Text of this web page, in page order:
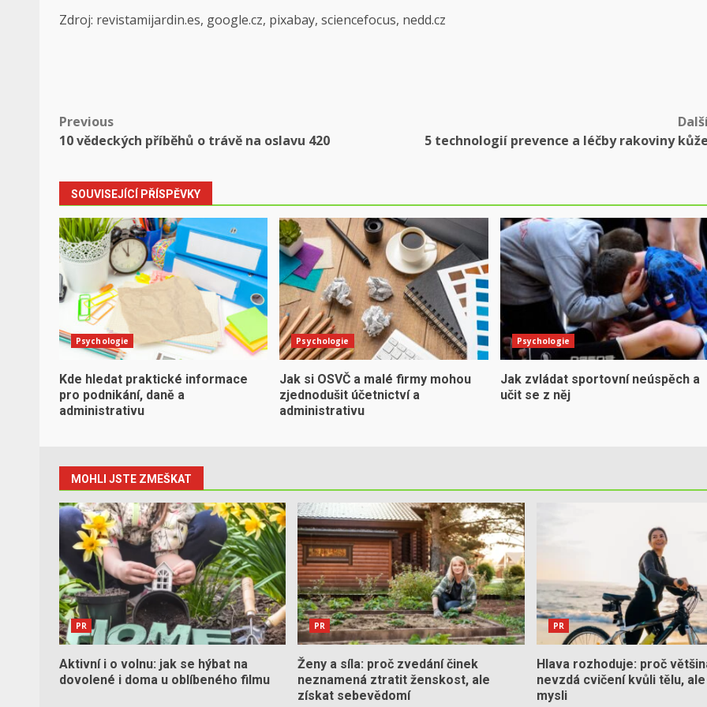
Zdroj: revistamijardin.es, google.cz, pixabay, sciencefocus, nedd.cz
Post
navigation
Previous
10 vědeckých příběhů o trávě na oslavu 420
5 technologií prevence a léčby rakoviny
SOUVISEJÍCÍ PŘÍSPĚVKY
Psychologie
Kde hledat praktické informace
pro podnikání, daně a
administrativu
Psychologie
Jak si OSVČ a malé firmy mohou
zjednodušit účetnictví a
administrativu
Psychologie
Jak zvládat sportovní neúspěch a
učit se z něj
MOHLI JSTE ZMEŠKAT
PR
Aktivní i o volnu: jak se hýbat na
dovolené i doma u oblíbeného filmu
PR
Ženy a síla: proč zvedání činek
neznamená ztratit ženskost, ale
získat sebevědomí
PR
Hlava rozhoduje: proč
nevzdá cvičení kvůli tělu,
mysli